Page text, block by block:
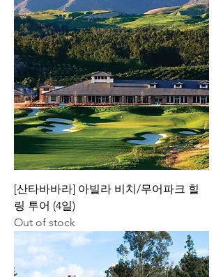
[산타바바라] 아빌라 비치/무어파크 힐
링 투어 (4일)
Out of stock